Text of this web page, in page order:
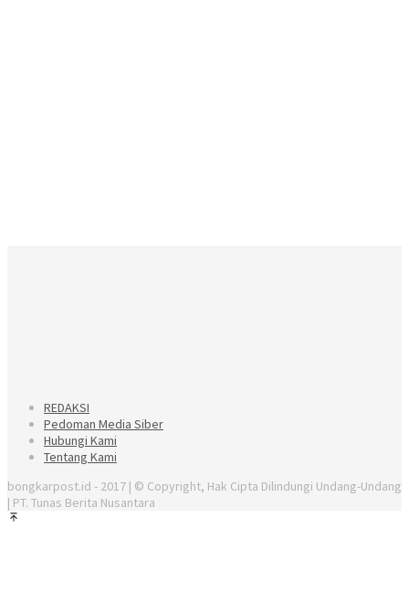
REDAKSI
Pedoman Media Siber
Hubungi Kami
Tentang Kami
bongkarpost.id - 2017 | © Copyright, Hak Cipta Dilindungi Undang-Undang
| PT. Tunas Berita Nusantara